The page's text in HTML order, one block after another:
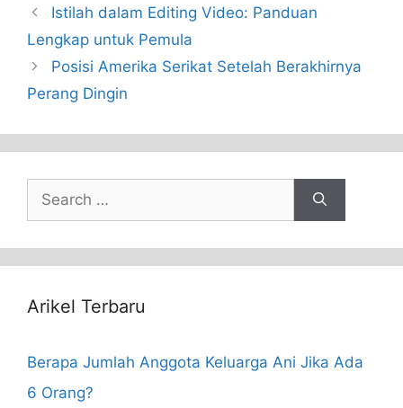
Istilah dalam Editing Video: Panduan
Lengkap untuk Pemula
Posisi Amerika Serikat Setelah Berakhirnya
Perang Dingin
Search
for:
Arikel Terbaru
Berapa Jumlah Anggota Keluarga Ani Jika Ada
6 Orang?